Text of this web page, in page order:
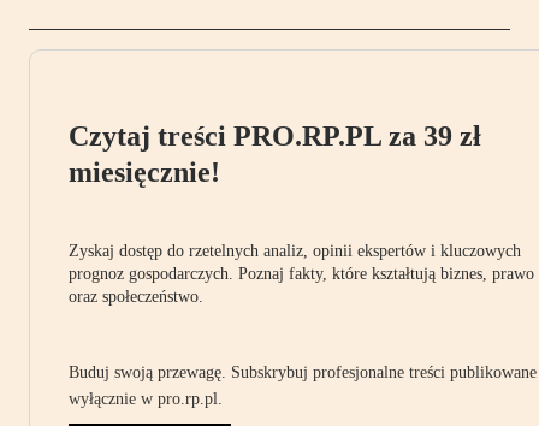
Czytaj treści PRO.RP.PL za 39 zł
miesięcznie!
Zyskaj dostęp do rzetelnych analiz, opinii ekspertów i kluczowych
prognoz gospodarczych. Poznaj fakty, które kształtują biznes, prawo
oraz społeczeństwo.
Buduj swoją przewagę. Subskrybuj profesjonalne treści publikowane
wyłącznie w pro.rp.pl.